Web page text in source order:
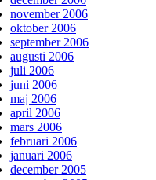
november 2006
oktober 2006
september 2006
augusti 2006
juli 2006
juni 2006
maj 2006
april 2006
mars 2006
februari 2006
januari 2006
december 2005